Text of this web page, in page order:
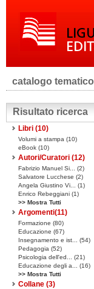
catalogo tematico
Risultato ricerca
Libri (10)
Volumi a stampa (10)
eBook (10)
Autori/Curatori (12)
Fabrizio Manuel Si... (2)
Salvatore Lucchese (2)
Angela Giustino Vi... (1)
Enrico Rebeggiani (1)
>> Mostra Tutti
Argomenti(11)
Formazione (80)
Educazione (67)
Insegnamento e ist... (54)
Pedagogia (52)
Psicologia dell'ed... (21)
Educazione degli a... (16)
>> Mostra Tutti
Collane (3)